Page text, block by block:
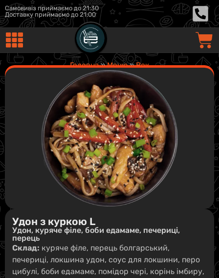
Самовивіз приймаємо до 21:30
Доставку приймаємо до 21:00
Головна»Меню»Вок
Удон з куркою L
Удон, куряче філе, боби едамаме, печериці,
перець
Склад: куряче філе, перець болгарський,
печериці, локшина удон, соус для локшини, перо
цибулі, боби едамаме, помідор чері, корінь імбиру,